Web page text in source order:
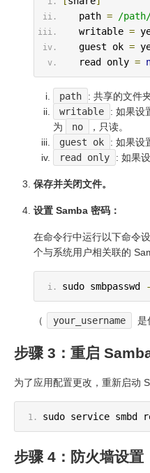
   path
= /
   writable
=
   guest ok
=
   read only
=
path
: 共享的文件
writable
: 如果设
为
no
，只读。
guest ok
: 如果设
read only
: 如果
保存并关闭文件。
设置 Samba 密码：
在命令行中运行以下命令
个与系统用户相关联的
sudo smbpasswd -
（ your_username 是
步骤 3：重启
为了应用配置更改，重新启动
sudo service smbd
步骤 4：防火墙设置